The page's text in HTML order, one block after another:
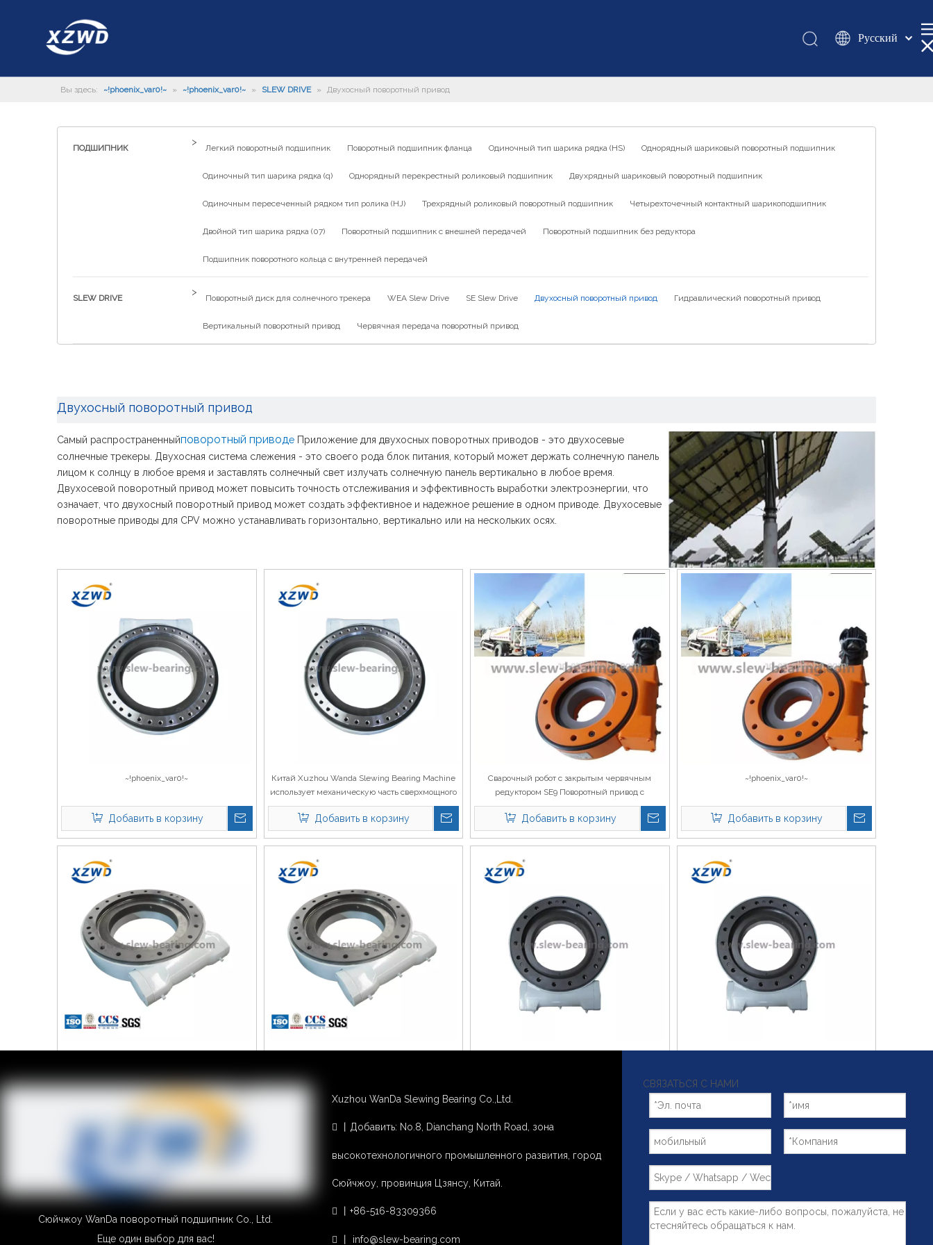
Pусский
românesc
简体中文
Вы здесь: ~!phoenix_var0!~ » ~!phoenix_var0!~ » SLEW DRIVE » Двухосный поворотный привод
ПОДШИПНИК
>
Легкий поворотный подшипник Поворотный подшипник фланца Одиночный тип шарика рядка (HS) Однорядный шариковый поворотный подшипник
Одиночный тип шарика рядка (q) Однорядный перекрестный роликовый подшипник Двухрядный шариковый поворотный подшипник
Одиночным пересеченный рядком тип ролика (HJ) Трехрядный роликовый поворотный подшипник Четырехточечный контактный шарикоподшипник
Двойной тип шарика рядка (07) Поворотный подшипник с внешней передачей Поворотный подшипник без редуктора
Подшипник поворотного кольца с внутренней передачей
SLEW DRIVE
>
Поворотный диск для солнечного трекера WEA Slew Drive SE Slew Drive Двухосный поворотный привод Гидравлический поворотный привод
Вертикальный поворотный привод Червячная передача поворотный привод
Двухосный поворотный привод
Самый распространенныйповоротный приводе Приложение для двухосных поворотных приводов - это двухосевые
солнечные трекеры. Двухосная система слежения - это своего рода блок питания, который может держать солнечную панель
лицом к солнцу в любое время и заставлять солнечный свет излучать солнечную панель вертикально в любое время.
Двухосевой поворотный привод может повысить точность отслеживания и эффективность выработки электроэнергии, что
означает, что двухосный поворотный привод может создать эффективное и надежное решение в одном приводе. Двухосевые
поворотные приводы для CPV можно устанавливать горизонтально, вертикально или на нескольких осях.
~!phoenix_var0!~
Добавить в корзину
Китай Xuzhou Wanda Slewing Bearing Machine
использует механическую часть сверхмощного
поворотного привода WEA21 с гидравлическим
двигателем
Добавить в корзину
Сварочный робот с закрытым червячным
редуктором SE9 Поворотный привод с
гидравлическим двигателем Цена
Добавить в корзину
~!phoenix_var0!~
Добавить в корзину
Добавить в корзину
тока 24 В, аналогичный кинематическому
поворотному приводу
Добавить в корзину Добавить в корзину
Сюйчжоу WanDa поворотный подшипник Co., Ltd.
Еще один выбор для вас!
Xuzhou WanDa Slewing Bearing Co.,Ltd.
 丨Добавить: No.8, Dianchang North Road, зона
высокотехнологичного промышленного развития, город
Сюйчжоу, провинция Цзянсу, Китай.
 丨+86-516-83309366
 丨 info@slew-bearing.com
СВЯЗАТЬСЯ С НАМИ